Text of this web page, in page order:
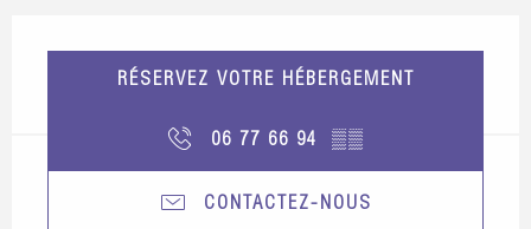
RÉSERVEZ VOTRE HÉBERGEMENT
06 77 66 94 ▒▒
CONTACTEZ-NOUS